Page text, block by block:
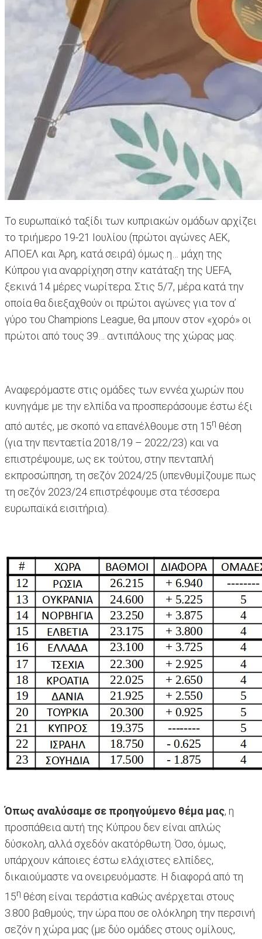
Το ευρωπαϊκό ταξίδι των κυπριακών ομάδων αρχίζει
το τριήμερο 19-21 Ιουλίου (πρώτοι αγώνες ΑΕΚ,
ΑΠΟΕΛ και Άρη, κατά σειρά) όμως η… μάχη της
Κύπρου για αναρρίχηση στην κατάταξη της UEFA,
ξεκινά 14 μέρες νωρίτερα. Στις 5/7, μέρα κατά την
οποία θα διεξαχθούν οι πρώτοι αγώνες για τον α’
γύρο του Champions League, θα μπουν στον «χορό» οι
πρώτοι από τους 39… αντιπάλους της χώρας μας.
Αναφερόμαστε στις ομάδες των εννέα χωρών που
κυνηγάμε με την ελπίδα να προσπεράσουμε έστω έξι
από αυτές, με σκοπό να επανέλθουμε στη 15η θέση
(για την πενταετία 2018/19 – 2022/23) και να
επιστρέψουμε, ως εκ τούτου, στην πενταπλή
εκπροσώπηση, τη σεζόν 2024/25 (υπενθυμίζουμε πως
τη σεζόν 2023/24 επιστρέφουμε στα τέσσερα
ευρωπαϊκά εισιτήρια).
Όπως αναλύσαμε σε προηγούμενο θέμα μας, η
προσπάθεια αυτή της Κύπρου δεν είναι απλώς
δύσκολη, αλλά σχεδόν ακατόρθωτη. Όσο, όμως,
υπάρχουν κάποιες έστω ελάχιστες ελπίδες,
δικαιούμαστε να ονειρευόμαστε. Η διαφορά από τη
15η θέση είναι τεράστια καθώς ανέρχεται στους
3.800 βαθμούς, την ώρα που σε ολόκληρη την περσινή
σεζόν η χώρα μας (με δύο ομάδες στους ομίλους,